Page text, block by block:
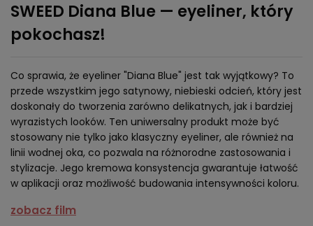
SWEED Diana Blue — eyeliner, który
pokochasz!
Co sprawia, że eyeliner "Diana Blue" jest tak wyjątkowy? To
przede wszystkim jego satynowy, niebieski odcień, który jest
doskonały do tworzenia zarówno delikatnych, jak i bardziej
wyrazistych looków. Ten uniwersalny produkt może być
stosowany nie tylko jako klasyczny eyeliner, ale również na
linii wodnej oka, co pozwala na różnorodne zastosowania i
stylizacje. Jego kremowa konsystencja gwarantuje łatwość
w aplikacji oraz możliwość budowania intensywności koloru.
zobacz film